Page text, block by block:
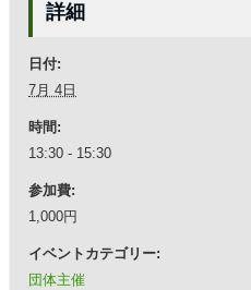
詳細
日付:
7月 4日
時間:
13:30 - 15:30
参加費:
1,000円
イベントカテゴリー:
団体主催